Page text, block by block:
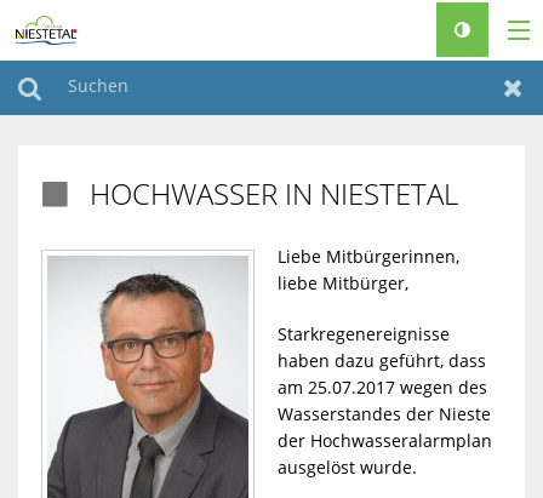
RATHAUS & POLITIK
FREIZEIT & TOURISMUS
FAMILIEN & SENIOREN
BAUEN & KLIMASCHUTZ
HOCHWASSER IN NIESTETAL
Liebe Mitbürgerinnen,
liebe Mitbürger,
Starkregenereignisse
haben dazu geführt, dass
am 25.07.2017 wegen des
Wasserstandes der Nieste
der Hochwasseralarmplan
ausgelöst wurde.